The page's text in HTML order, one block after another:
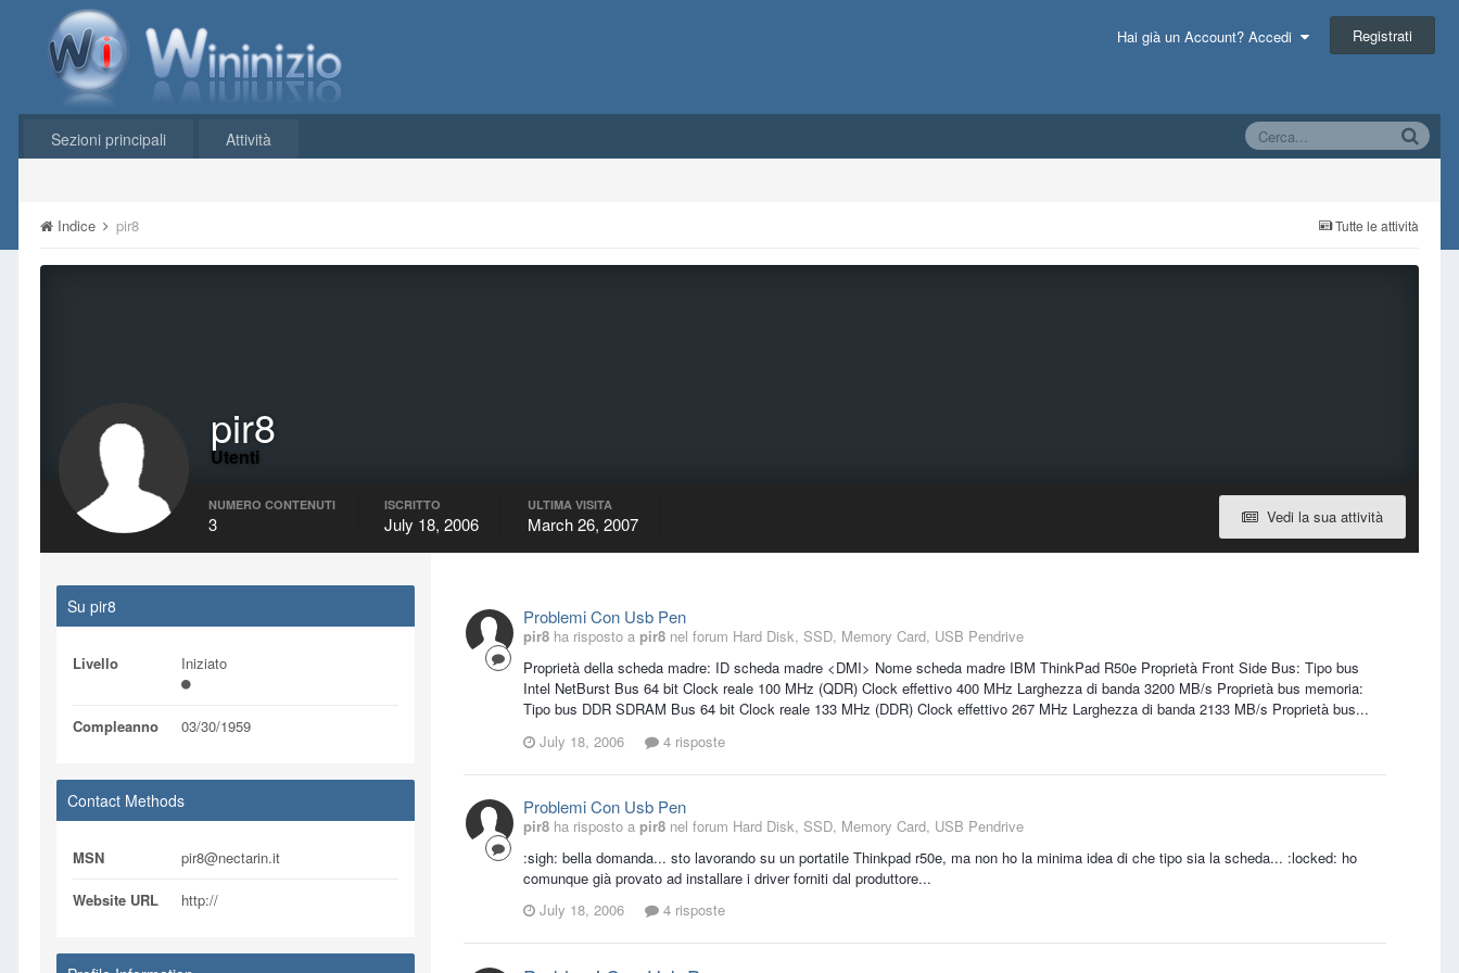
Hai già un Account? Accedi Registrati
Sezioni principali Attività
Tutte le attività
Indice pir8
pir8
Utenti
Vedi la sua attività
NUMERO CONTENUTI
3
ISCRITTO
July 18, 2006
ULTIMA VISITA
March 26, 2007
Su pir8
Livello Iniziato
Compleanno 03/30/1959
Contact Methods
MSN pir8@nectarin.it
Website URL http://
Problemi Con Usb Pen
pir8 ha risposto a pir8 nel forum Hard Disk, SSD, Memory Card, USB Pendrive
Proprietà della scheda madre: ID scheda madre <DMI> Nome scheda madre IBM ThinkPad R50e Proprietà Front Side Bus: Tipo bus
Intel NetBurst Bus 64 bit Clock reale 100 MHz (QDR) Clock effettivo 400 MHz Larghezza di banda 3200 MB/s Proprietà bus memoria:
Tipo bus DDR SDRAM Bus 64 bit Clock reale 133 MHz (DDR) Clock effettivo 267 MHz Larghezza di banda 2133 MB/s Proprietà bus...
July 18, 2006
4 risposte
Problemi Con Usb Pen
pir8 ha risposto a pir8 nel forum Hard Disk, SSD, Memory Card, USB Pendrive
:sigh: bella domanda... sto lavorando su un portatile Thinkpad r50e, ma non ho la minima idea di che tipo sia la scheda... :locked: ho
comunque già provato ad installare i driver forniti dal produttore...
July 18, 2006
4 risposte